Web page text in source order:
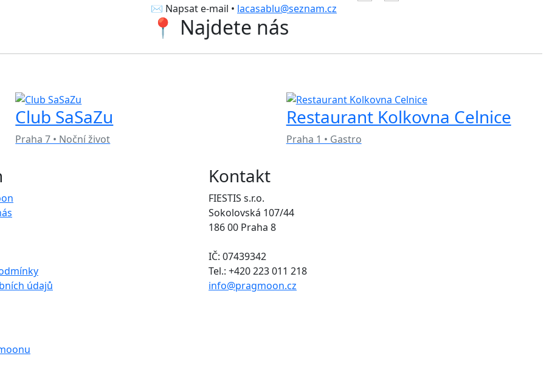
✉️ Napsat e-mail • lacasablu@seznam.cz
📍 Najdete nás
Club SaSaZu
Praha 7 • Noční život
Restaurant Kolkovna Celnice
Praha 1 • Gastro
údajů
Kontakt
FIESTIS s.r.o.
Sokolovská 107/44
186 00 Praha 8
IČ: 07439342
Tel.: +420 223 011 218
info@pragmoon.cz